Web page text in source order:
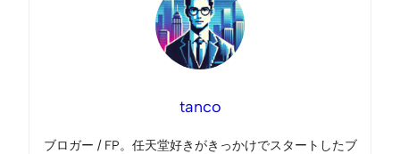
tanco
ブロガー / FP。任天堂好きがきっかけでスタートしたブ